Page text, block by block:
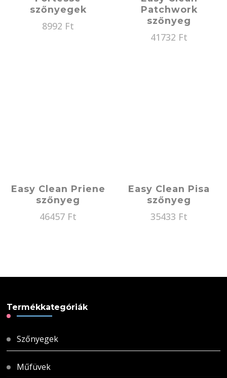
szőnyegek
8992 Ft
Patchwork
szőnyeg
41732 Ft
Easy Clean Priene
szőnyeg
46457 Ft
Easy Clean Pisa
szőnyeg
35433 Ft
Termékkategóriák
Szőnyegek
Műfüvek